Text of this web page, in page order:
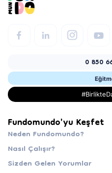
0 850
Fundomundo'yu Keşfet
Neden Fundomundo?
Nasıl Çalışır?
Sizden Gelen Yorumlar